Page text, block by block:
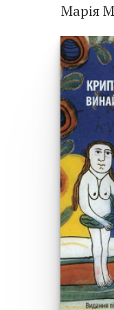
Марія